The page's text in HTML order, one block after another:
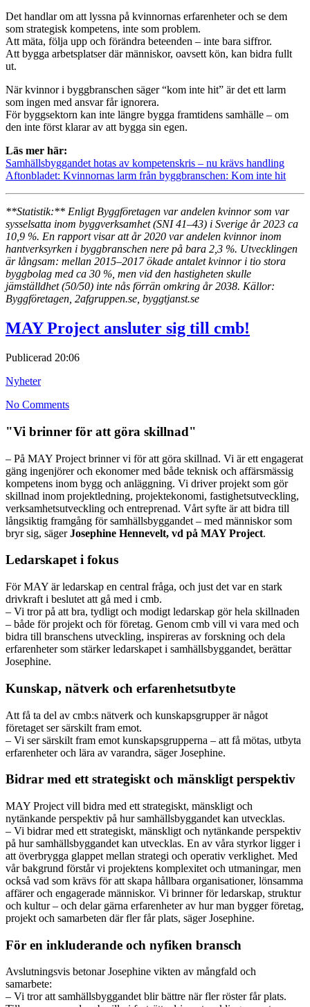
Det handlar om att lyssna på kvinnornas erfarenheter och se dem
som strategisk kompetens, inte som problem.
Att mäta, följa upp och förändra beteenden – inte bara siffror.
Att bygga arbetsplatser där människor, oavsett kön, kan bidra fullt
ut.
När kvinnor i byggbranschen säger “kom inte hit” är det ett larm
som ingen med ansvar får ignorera.
För byggsektorn kan inte längre bygga framtidens samhälle – om
den inte först klarar av att bygga sin egen.
Läs mer här:
Samhällsbyggandet hotas av kompetenskris – nu krävs handling
Aftonbladet: Kvinnornas larm från byggbranschen: Kom inte hit
**Statistik:** Enligt Byggföretagen var andelen kvinnor som var
sysselsatta inom byggverksamhet (SNI 41–43) i Sverige år 2023 ca
10,9 %. En rapport visar att år 2020 var andelen kvinnor inom
hantverksyrken i byggbranschen nere på bara 2,3 %. Utvecklingen
är långsam: mellan 2015–2017 ökade antalet kvinnor i tio stora
byggbolag med ca 30 %, men vid den hastigheten skulle
jämställdhet (50/50) inte nås förrän omkring år 2038. Källor:
Byggföretagen, 2afgruppen.se, byggtjanst.se
MAY Project ansluter sig till cmb!
Publicerad 20:06
Nyheter
No Comments
"Vi brinner för att göra skillnad"
– På MAY Project brinner vi för att göra skillnad. Vi är ett engagerat
gäng ingenjörer och ekonomer med både teknisk och affärsmässig
kompetens inom bygg och anläggning. Vi driver projekt som gör
skillnad inom projektledning, projektekonomi, fastighetsutveckling,
verksamhetsutveckling och entreprenad. Vårt syfte är att bidra till
långsiktig framgång för samhällsbyggandet – med människor som
bryr sig, sägerJosephine Hennevelt, vd på MAY Project.
Ledarskapet i fokus
För MAY är ledarskap en central fråga, och just det var en stark
drivkraft i beslutet att gå med i cmb.
– Vi tror på att bra, tydligt och modigt ledarskap gör hela skillnaden
– både för projekt och för företag. Genom cmb vill vi vara med och
bidra till branschens utveckling, inspireras av forskning och dela
erfarenheter som stärker ledarskapet i samhällsbyggandet, berättar
Josephine.
Kunskap, nätverk och erfarenhetsutbyte
Att få ta del av cmb:s nätverk och kunskapsgrupper är något
företaget ser särskilt fram emot.
– Vi ser särskilt fram emot kunskapsgrupperna – att få mötas, utbyta
erfarenheter och lära av varandra, säger Josephine.
Bidrar med ett strategiskt och mänskligt perspektiv
MAY Project vill bidra med ett strategiskt, mänskligt och
nytänkande perspektiv på hur samhällsbyggandet kan utvecklas.
– Vi bidrar med ett strategiskt, mänskligt och nytänkande perspektiv
på hur samhällsbyggandet kan utvecklas. En av våra styrkor ligger i
att överbrygga glappet mellan strategi och operativ verklighet. Med
vår bakgrund förstår vi projektens komplexitet och utmaningar, men
också vad som krävs för att skapa hållbara organisationer, lönsamma
affärer och engagerade människor. Vi brinner för ledarskap, struktur
och kultur – och delar gärna erfarenheter av hur man bygger företag,
projekt och samarbeten där fler får plats, säger Josephine.
För en inkluderande och nyfiken bransch
Avslutningsvis betonar Josephine vikten av mångfald och
samarbete:
– Vi tror att samhällsbyggandet blir bättre när fler röster får plats.